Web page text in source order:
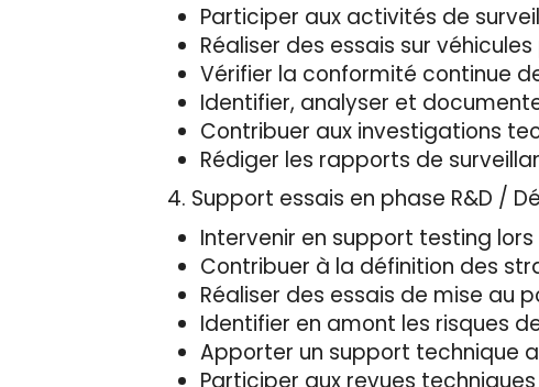
Participer aux activités de
Réaliser des essais sur
Vérifier la conformité continue
Identifier, analyser et
Contribuer aux investigations
Rédiger les rapports de
4. Support essais en phase R&D /
Intervenir en support testing
Contribuer à la définition des
Réaliser des essais de mise au
Identifier en amont les risques
Apporter un support technique
Participer aux revues